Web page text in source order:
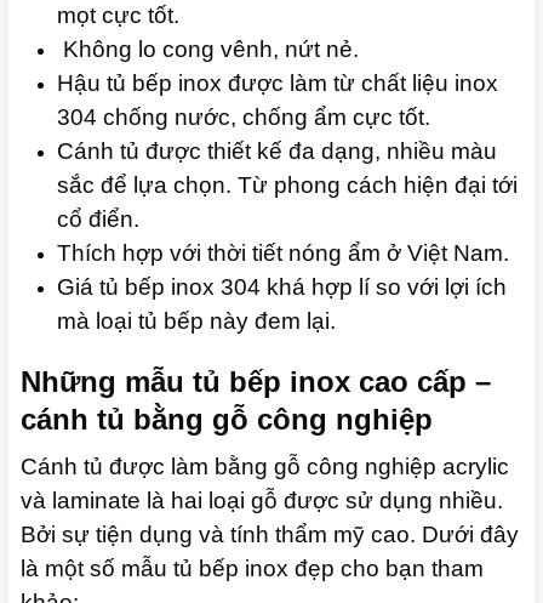
mọt cực tốt.
Không lo cong vênh, nứt nẻ.
Hậu tủ bếp inox được làm từ chất liệu inox
304 chống nước, chống ẩm cực tốt.
Cánh tủ được thiết kế đa dạng, nhiều màu
sắc để lựa chọn. Từ phong cách hiện đại tới
cổ điển.
Thích hợp với thời tiết nóng ẩm ở Việt Nam.
Giá tủ bếp inox 304 khá hợp lí so với lợi ích
mà loại tủ bếp này đem lại.
Những mẫu tủ bếp inox cao cấp –
cánh tủ bằng gỗ công nghiệp
Cánh tủ được làm bằng gỗ công nghiệp acrylic
và laminate là hai loại gỗ được sử dụng nhiều.
Bởi sự tiện dụng và tính thẩm mỹ cao. Dưới đây
là một số mẫu tủ bếp inox đẹp cho bạn tham